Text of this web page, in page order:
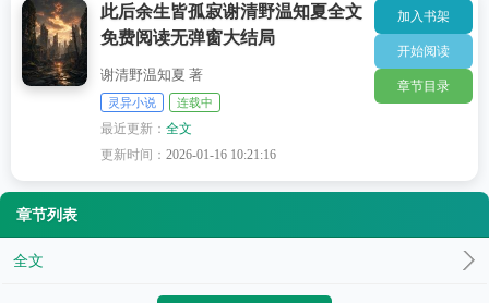
此后余生皆孤寂谢清野温知夏全文
免费阅读无弹窗大结局
谢清野温知夏 著
灵异小说 连载中
最近更新：全文
更新时间：2026-01-16 10:21:16
加入书架
开始阅读
章节目录
章节列表
全文